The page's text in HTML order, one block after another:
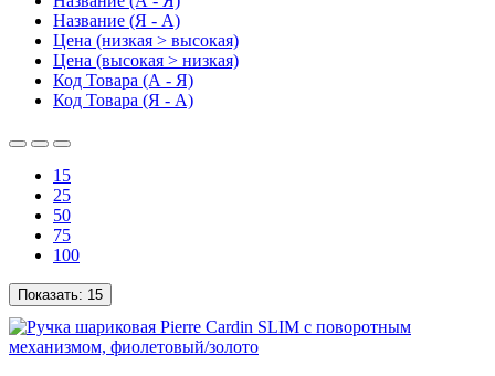
Название (Я - А)
Цена (низкая > высокая)
Цена (высокая > низкая)
Код Товара (А - Я)
Код Товара (Я - А)
15
25
50
75
100
Показать: 15